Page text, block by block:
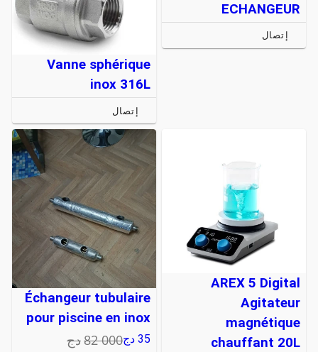
ECHANGEUR
إتصال
Vanne sphérique
inox 316L
إتصال
AREX 5 Digital
Agitateur
magnétique
chauffant 20L
Échangeur tubulaire
pour piscine en inox
35 دج82 000دج